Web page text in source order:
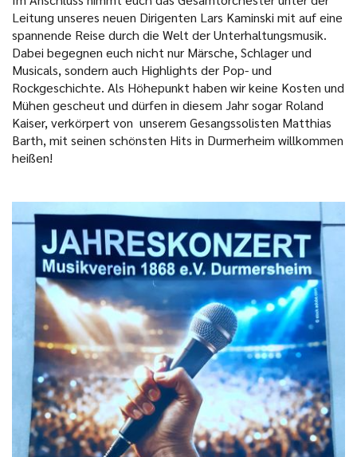
Leitung unseres neuen Dirigenten Lars Kaminski mit auf eine
spannende Reise durch die Welt der Unterhaltungsmusik.
Dabei begegnen euch nicht nur Märsche, Schlager und
Musicals, sondern auch Highlights der Pop- und
Rockgeschichte. Als Höhepunkt haben wir keine Kosten und
Mühen gescheut und dürfen in diesem Jahr sogar Roland
Kaiser, verkörpert von unserem Gesangssolisten Matthias
Barth, mit seinen schönsten Hits in Durmerheim willkommen
heißen!